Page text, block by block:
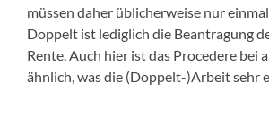
müssen daher üblicherweise nur
Doppelt ist lediglich die Beantragung
Rente. Auch hier ist das Procedere bei
ähnlich, was die (Doppelt-)Arbeit sehr